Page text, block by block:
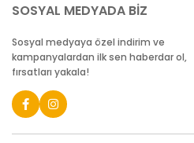
SOSYAL MEDYADA BİZ
Sosyal medyaya özel indirim ve
kampanyalardan ilk sen haberdar ol,
fırsatları yakala!